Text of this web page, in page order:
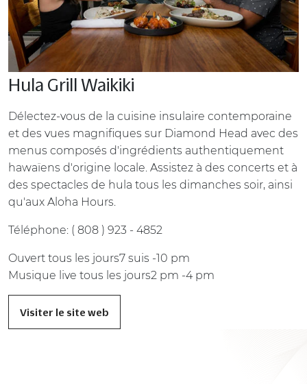
Hula Grill Waikiki
Délectez-vous de la cuisine insulaire contemporaine
et des vues magnifiques sur Diamond Head avec des
menus composés d'ingrédients authentiquement
hawaïens d'origine locale. Assistez à des concerts et à
des spectacles de hula tous les dimanches soir, ainsi
qu'aux Aloha Hours.
Téléphone: ( 808 ) 923 - 4852
Ouvert tous les jours7 suis -10 pm
Musique live tous les jours2 pm -4 pm
Visiter le site web